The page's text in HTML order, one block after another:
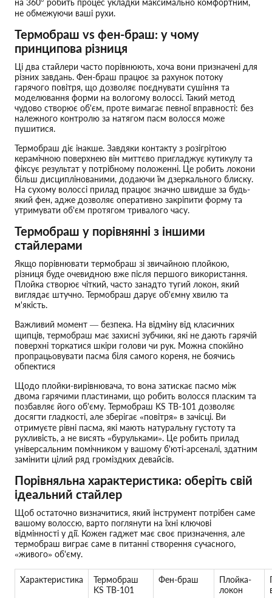
на 360° робить процес укладки максимально комфортним,
не обмежуючи ваші рухи.
Термобраш vs фен-браш: у чому
принципова різниця
Ці два стайлери часто порівнюють, хоча вони призначені для
різних завдань. Фен-браш працює за рахунок потоку
гарячого повітря, що дозволяє поєднувати сушіння та
моделювання форми на вологому волоссі. Такий метод
чудово створює об'єм, проте вимагає певної вправності: без
належного контролю за натягом пасм волосся може
пушитися.
Термобраш діє інакше. Завдяки контакту з розігрітою
керамічною поверхнею він миттєво пригладжує кутикулу та
фіксує результат у потрібному положенні. Це робить локони
більш дисциплінованими, додаючи їм дзеркального блиску.
На сухому волоссі прилад працює значно швидше за будь-
який фен, адже дозволяє оперативно закріпити форму та
утримувати об'єм протягом тривалого часу.
Термобраш у порівнянні з іншими
стайлерами
Якщо порівнювати термобраш зі звичайною плойкою,
різниця буде очевидною вже після першого використання.
Плойка створює чіткий, часто занадто тугий локон, який
виглядає штучно. Термобраш дарує об'ємну хвилю та
м'якість.
Важливий момент — безпека. На відміну від класичних
щипців, термобраш має захисні зубчики, які не дають гарячій
поверхні торкатися шкіри голови чи рук. Можна спокійно
пропрацьовувати пасма біля самого кореня, не боячись
обпектися
Щодо плойки-вирівнювача, то вона затискає пасмо між
двома гарячими пластинами, що робить волосся пласким та
позбавляє його об'єму. Термобраш KS TB-101 дозволяє
досягти гладкості, але зберігає «повітря» в зачісці. Ви
отримуєте рівні пасма, які мають натуральну густоту та
рухливість, а не висять «бурульками». Це робить прилад
універсальним помічником у вашому б'юті-арсеналі, здатним
замінити цілий ряд громіздких девайсів.
Порівняльна характеристика: оберіть свій
ідеальний стайлер
Щоб остаточно визначитися, який інструмент потрібен саме
вашому волоссю, варто поглянути на їхні ключові
відмінності у дії. Кожен гаджет має своє призначення, але
термобраш виграє саме в питанні створення сучасного,
«живого» об'єму.
Характеристика
Термобраш
KS TB-101
Фен-браш
Плойка-
локон